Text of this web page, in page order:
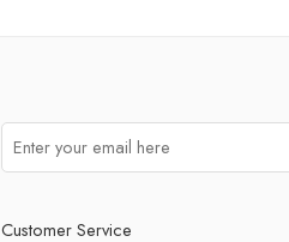
Customer Service